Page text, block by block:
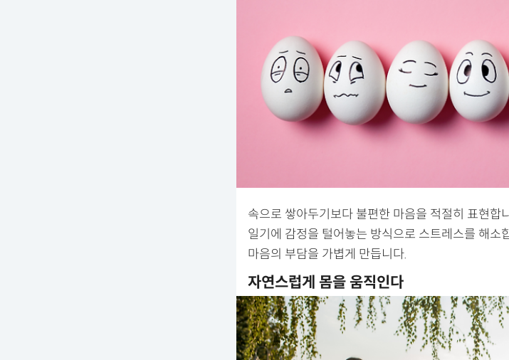
속으로 쌓아두기보다 불편한 마음을 적절히 표현합
일기에 감정을 털어놓는 방식으로 스트레스를 해소
마음의 부담을 가볍게 만듭니다.
자연스럽게 몸을 움직인다